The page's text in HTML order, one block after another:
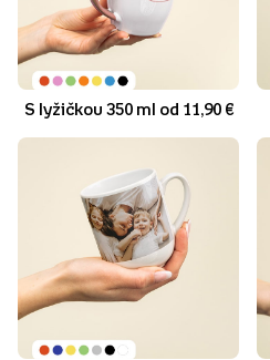
S lyžičkou 350 ml od 11,90 €